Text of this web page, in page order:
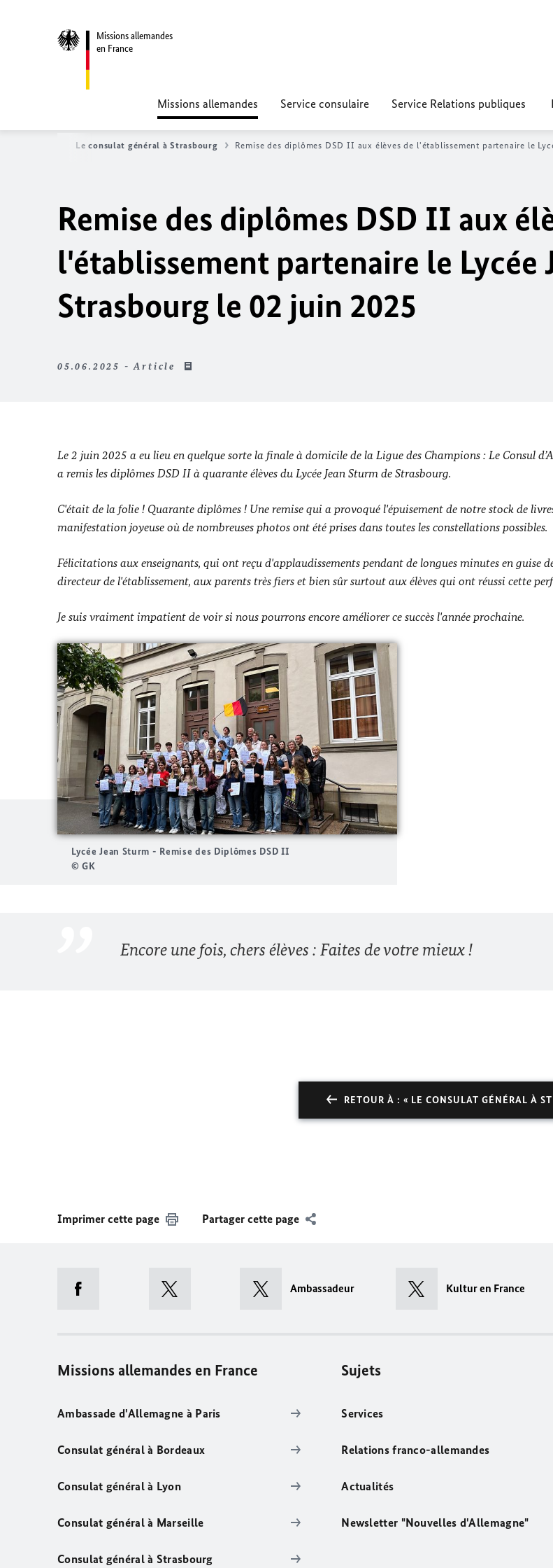
Missions allemandes
en France
Missions allemandes Service consulaire Service Relations publiques
Le consulat général à Strasbourg Remise des diplômes DSD II aux élèves de l'établissement partenaire le
Remise des diplômes DSD II aux
l'établissement partenaire le Lycée
Strasbourg le 02 juin 2025
05.06.2025 - Article
Le 2 juin 2025 a eu lieu en quelque sorte la finale à domicile de la Ligue des Champions : Le Consul
a remis les diplômes DSD II à quarante élèves du Lycée Jean Sturm de Strasbourg.
C'était de la folie ! Quarante diplômes ! Une remise qui a provoqué l'épuisement de notre stock de
manifestation joyeuse où de nombreuses photos ont été prises dans toutes les constellations possibles.
Félicitations aux enseignants, qui ont reçu d'applaudissements pendant de longues minutes en guise
directeur de l'établissement, aux parents très fiers et bien sûr surtout aux élèves qui ont réussi cette
Je suis vraiment impatient de voir si nous pourrons encore améliorer ce succès l'année prochaine.
Lycée Jean Sturm - Remise des Diplômes DSD II
© GK
Encore une fois, chers élèves : Faites de votre mieux !
RETOUR À : « LE CONSULAT GÉNÉRAL À
Imprimer cette page Partager cette page
Ambassadeur Kultur en France
Missions allemandes en France
Ambassade d'Allemagne à Paris
Consulat général à Bordeaux
Consulat général à Lyon
Consulat général à Marseille
Consulat général à Strasbourg
Sujets
Services
Relations franco-allemandes
Actualités
Newsletter "Nouvelles d'Allemagne"